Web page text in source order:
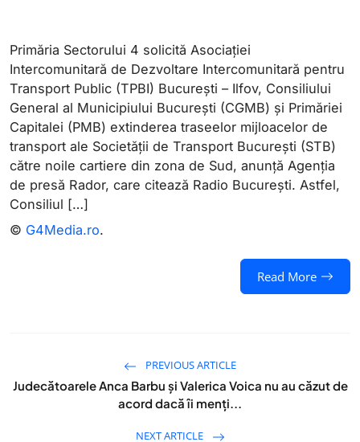
Primăria Sectorului 4 solicită Asociației
Intercomunitară de Dezvoltare Intercomunitară pentru
Transport Public (TPBI) București – Ilfov, Consiliului
General al Municipiului București (CGMB) și Primăriei
Capitalei (PMB) extinderea traseelor mijloacelor de
transport ale Societății de Transport București (STB)
către noile cartiere din zona de Sud, anunță Agenția
de presă Rador, care citează Radio București. Astfel,
Consiliul […]
© G4Media.ro.
Read More
PREVIOUS ARTICLE
Judecătoarele Anca Barbu și Valerica Voica nu au căzut de
acord dacă îi menți...
NEXT ARTICLE